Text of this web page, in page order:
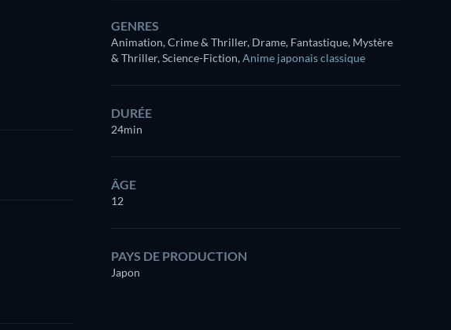
GENRES
Animation, Crime & Thriller, Drame, Fantastique, Mystère
& Thriller, Science-Fiction,Anime japonais classique
DURÉE
24min
ÂGE
12
PAYS DE PRODUCTION
Japon